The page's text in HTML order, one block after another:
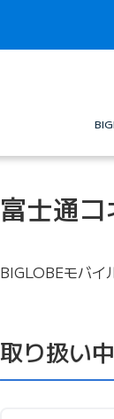
富士通
BIGLOBEモバイ
取り扱い